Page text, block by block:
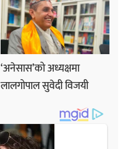
‘अनेसास’को अध्यक्षमा
लालगोपाल सुवेदी विजयी